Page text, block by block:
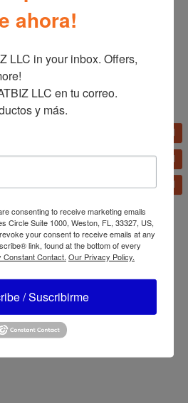
N
Licuadora tradicional
4112/4172
Multi-Olla Oster 12
Funciones 5,7 L (6 QT)
CKSTPCEC6801
ahora!
LLC in your inbox. Offers,
LLC en tu correo.
y más.
consenting to receive marketing emails
Circle Suite 1000, Weston, FL, 33327, US,
your consent to receive emails at any
link, found at the bottom of every
Constant Contact. Our Privacy Policy.
/ Suscribirme